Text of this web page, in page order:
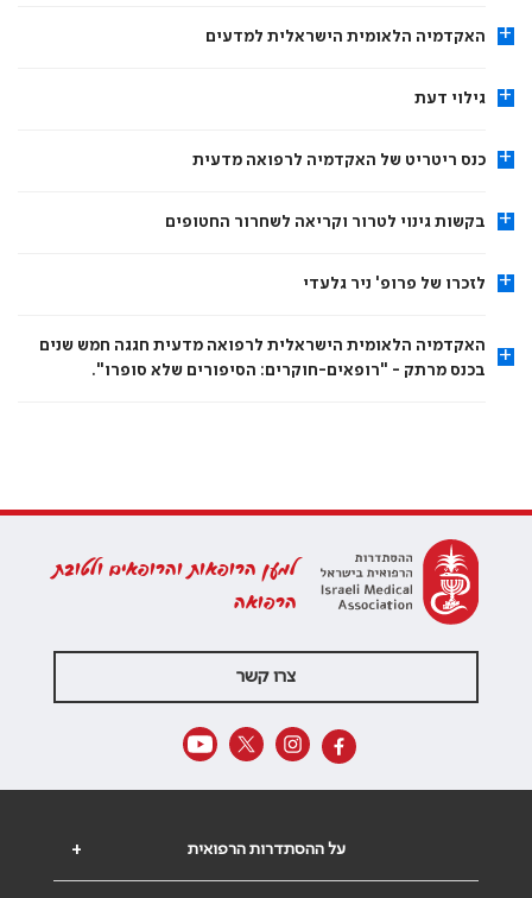
+ האקדמיה הלאומית הישראלית למדעים
+ גילוי דעת
+ כנס ריטריט של האקדמיה לרפואה מדעית
+ בקשות גינוי לטרור וקריאה לשחרור החטופים
+ לזכרו של פרופ' ניר גלעדי
+
האקדמיה הלאומית הישראלית לרפואה מדעית חגגה חמש שנים
בכנס מרתק - "רופאים-חוקרים: הסיפורים שלא סופרו".
למען הרופאות והרופאים ולטובת
הרפואה
צרו קשר
+ על ההסתדרות הרפואית